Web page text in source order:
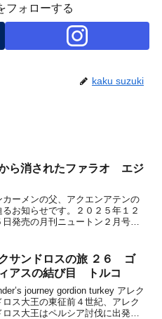
フォローする
kaku suzuki
ら消されたファラオ エジ
カーメンの父、アクエンアテンの
るお知らせです。２０２５年１２
日発売の月刊ニュートン２月号
ラオであるツタンカーメンの実父
ンアテンは、エジプト...
サンドロスの旅 ２６ ゴ
アスの結び目 トルコ
journey gordion turkey アレク
ロス大王の東征前４世紀、アレク
ス大王はペルシア討伐に出発こ